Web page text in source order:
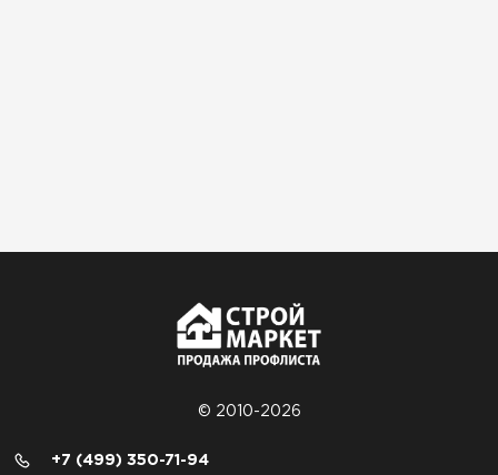
© 2010-2026
+7 (499) 350-71-94